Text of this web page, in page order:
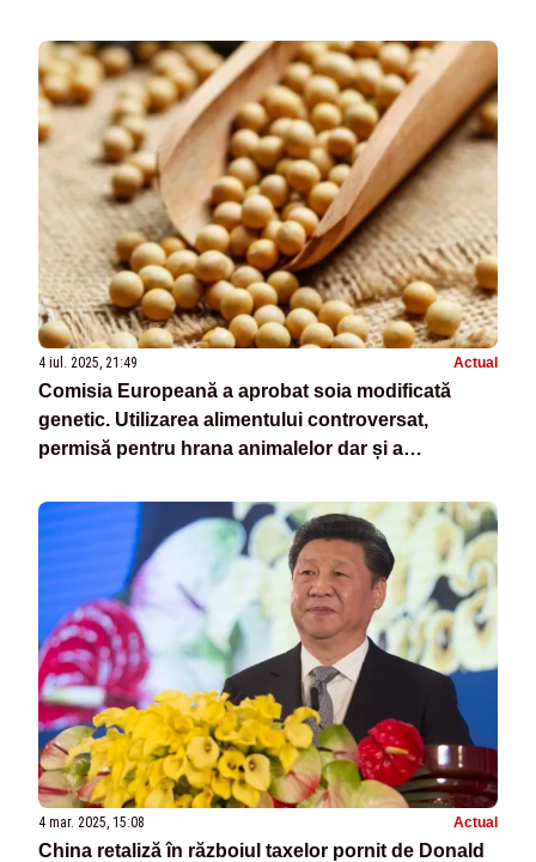
4 iul. 2025, 21:49 Actual
Comisia Europeană a aprobat soia modificată
genetic. Utilizarea alimentului controversat,
permisă pentru hrana animalelor dar și a
4 mar. 2025, 15:08 Actual
China retaliză în războiul taxelor pornit de Donald